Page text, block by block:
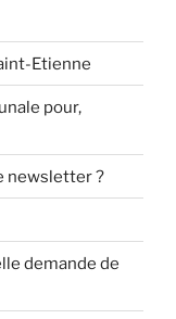
Etienne
pour,
newsletter ?
demande de